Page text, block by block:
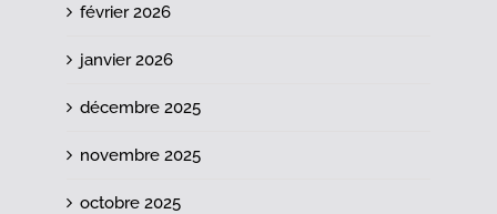
février 2026
janvier 2026
décembre 2025
novembre 2025
octobre 2025